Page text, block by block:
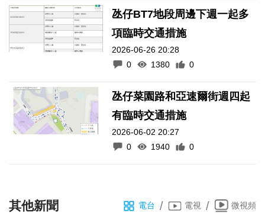
氹仔BT7地段周邊下週一起多
項臨時交通措施
2026-06-26 20:28
0
1380 0
氹仔菜園路和亞速爾街週四起
有臨時交通措施
2026-06-02 20:27
0
1940 0
其他新聞 電台 / 電視 / 微視頻